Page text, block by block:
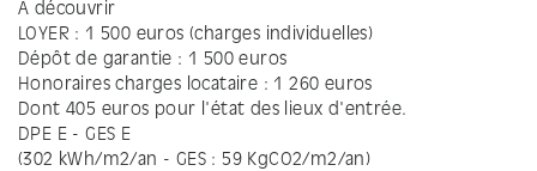
A découvrir
LOYER : 1 500 euros (charges individuelles)
Dépôt de garantie : 1 500 euros
Honoraires charges locataire : 1 260 euros
Dont 405 euros pour l'état des lieux d'entrée.
DPE E - GES E
(302 kWh/m2/an - GES : 59 KgCO2/m2/an)